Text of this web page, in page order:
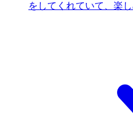
をしてくれていて、楽し